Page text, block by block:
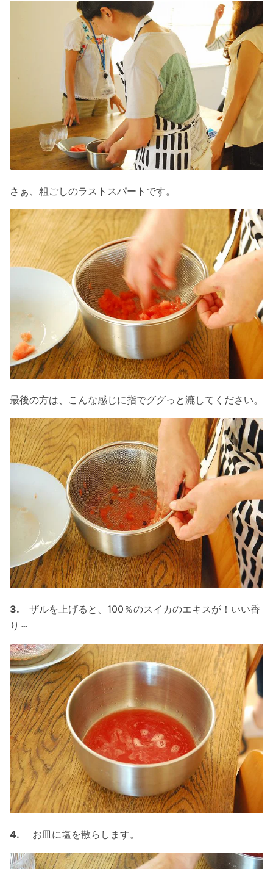
さぁ、粗ごしのラストスパートです。
最後の方は、こんな感じに指でググっと漉してください。
3. ザルを上げると、100％のスイカのエキスが！いい香
り～
4. お皿に塩を散らします。